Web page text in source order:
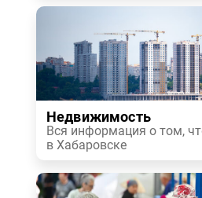
Недвижимость
Вся информация о том,
в Хабаровске